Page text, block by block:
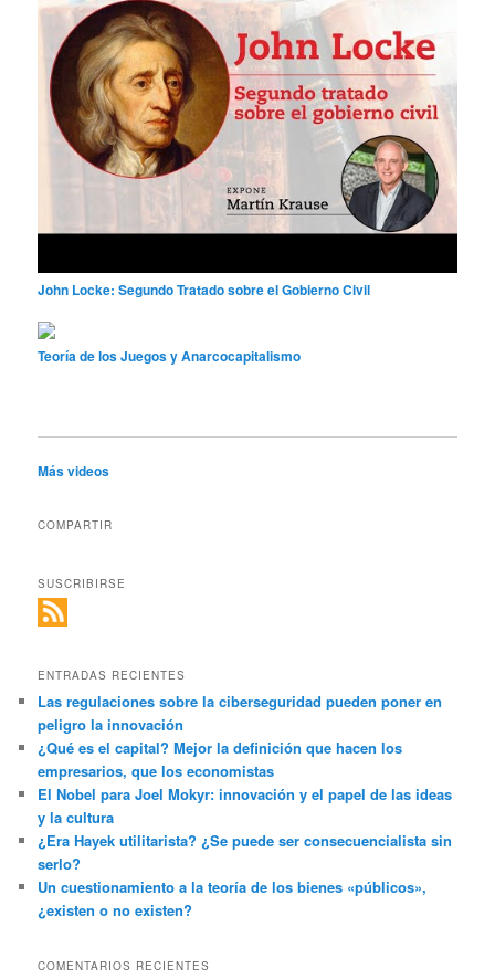
John Locke: Segundo Tratado sobre el Gobierno Civil
Teoría de los Juegos y Anarcocapitalismo
Más videos
COMPARTIR
SUSCRIBIRSE
ENTRADAS RECIENTES
Las regulaciones sobre la ciberseguridad pueden poner en
peligro la innovación
¿Qué es el capital? Mejor la definición que hacen los
empresarios, que los economistas
El Nobel para Joel Mokyr: innovación y el papel de las ideas
y la cultura
¿Era Hayek utilitarista? ¿Se puede ser consecuencialista sin
serlo?
Un cuestionamiento a la teoría de los bienes «públicos»,
¿existen o no existen?
COMENTARIOS RECIENTES